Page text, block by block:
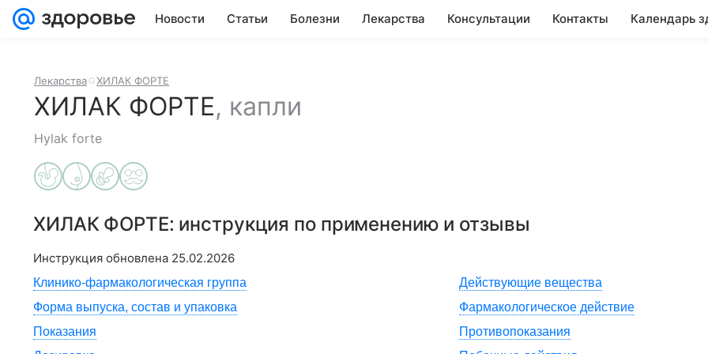
Новости Статьи Болезни Лекарства Консультации Контакты Календарь
Лекарства ХИЛАК ФОРТЕ
ХИЛАК ФОРТЕ, капли
Hylak forte
ХИЛАК ФОРТЕ: инструкция по применению и отзывы
Инструкция обновлена 25.02.2026
Клинико-фармакологическая группа
Действующие вещества
Форма выпуска, состав и упаковка
Фармакологическое действие
Показания
Противопоказания